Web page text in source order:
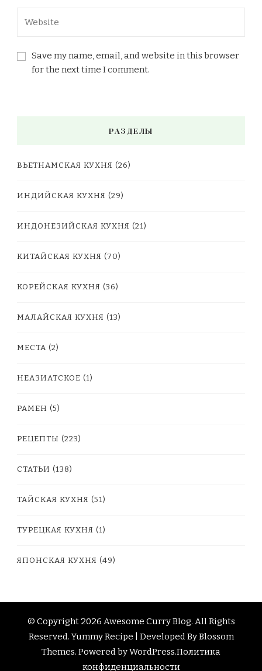
Save my name, email, and website in this browser
for the next time I comment.
ЯПОНСКАЯ КУХНЯ(49)
© Copyright 2026Awesome Curry Blog